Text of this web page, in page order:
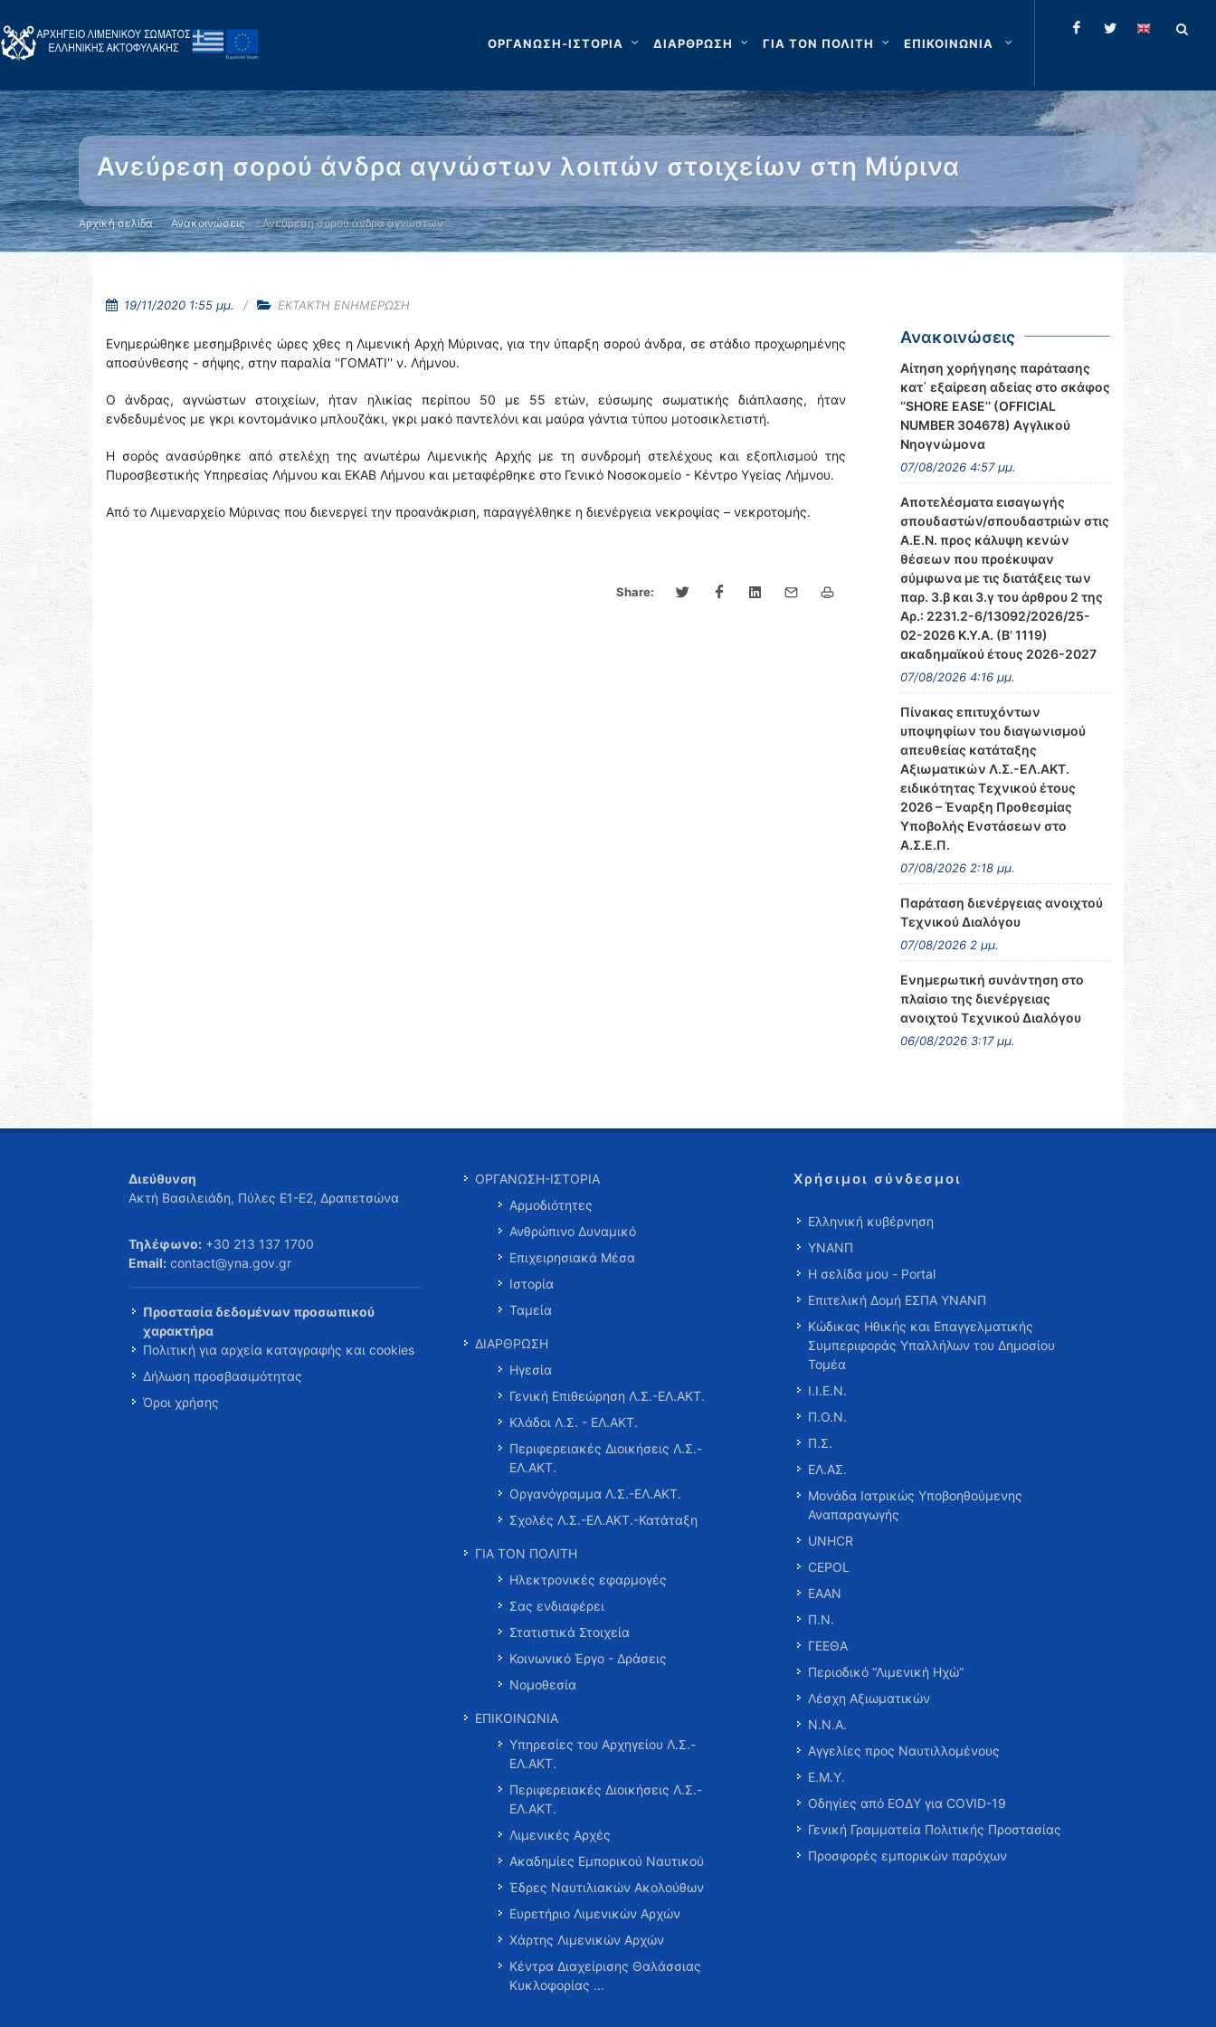
ΟΡΓΑΝΩΣΗ-ΙΣΤΟΡΙΑ ΔΙΑΡΘΡΩΣΗ ΓΙΑ ΤΟΝ ΠΟΛΙΤΗ ΕΠΙΚΟΙΝΩΝΙΑ
Ανεύρεση σορού άνδρα αγνώστων λοιπών στοιχείων στη Μύρινα
Αρχική σελίδα Ανακοινώσεις Ανεύρεση σορού άνδρα αγνώστων …
19/11/2020 1:55 μμ. ΕΚΤΑΚΤΗ ΕΝΗΜΕΡΩΣΗ
Ενημερώθηκε μεσημβρινές ώρες χθες η Λιμενική Αρχή Μύρινας, για την ύπαρξη σορού άνδρα, σε στάδιο προχωρημένης
αποσύνθεσης - σήψης, στην παραλία ''ΓΟΜΑΤΙ'' ν. Λήμνου.
Ο άνδρας, αγνώστων στοιχείων, ήταν ηλικίας περίπου 50 με 55 ετών, εύσωμης σωματικής διάπλασης, ήταν
ενδεδυμένος με γκρι κοντομάνικο μπλουζάκι, γκρι μακό παντελόνι και μαύρα γάντια τύπου μοτοσικλετιστή.
Η σορός ανασύρθηκε από στελέχη της ανωτέρω Λιμενικής Αρχής με τη συνδρομή στελέχους και εξοπλισμού της
Πυροσβεστικής Υπηρεσίας Λήμνου και ΕΚΑΒ Λήμνου και μεταφέρθηκε στο Γενικό Νοσοκομείο - Κέντρο Υγείας Λήμνου.
Από το Λιμεναρχείο Μύρινας που διενεργεί την προανάκριση, παραγγέλθηκε η διενέργεια νεκροψίας – νεκροτομής.
Share:
Ανακοινώσεις
Αίτηση χορήγησης παράτασης
κατ΄ εξαίρεση αδείας στο σκάφος
‘’SHORE EASE’’ (OFFICIAL
NUMBER 304678) Αγγλικού
Νηογνώμονα
07/08/2026 4:57 μμ.
Αποτελέσματα εισαγωγής
σπουδαστών/σπουδαστριών στις
Α.Ε.Ν. προς κάλυψη κενών
θέσεων που προέκυψαν
σύμφωνα με τις διατάξεις των
παρ. 3.β και 3.γ του άρθρου 2 της
Αρ.: 2231.2-6/13092/2026/25-
02-2026 Κ.Υ.Α. (Β’ 1119)
ακαδημαϊκού έτους 2026-2027
07/08/2026 4:16 μμ.
Πίνακας επιτυχόντων
υποψηφίων του διαγωνισμού
απευθείας κατάταξης
Αξιωματικών Λ.Σ.-ΕΛ.ΑΚΤ.
ειδικότητας Τεχνικού έτους
2026 – Έναρξη Προθεσμίας
Υποβολής Ενστάσεων στο
Α.Σ.Ε.Π.
07/08/2026 2:18 μμ.
Παράταση διενέργειας ανοιχτού
Τεχνικού Διαλόγου
07/08/2026 2 μμ.
Ενημερωτική συνάντηση στο
πλαίσιο της διενέργειας
ανοιχτού Τεχνικού Διαλόγου
06/08/2026 3:17 μμ.
Διεύθυνση
Ακτή Βασιλειάδη, Πύλες Ε1-Ε2, Δραπετσώνα
Τηλέφωνο: +30 213 137 1700
Email: contact@yna.gov.gr
Προστασία δεδομένων προσωπικού
χαρακτήρα
Πολιτική για αρχεία καταγραφής και cookies
Δήλωση προσβασιμότητας
Όροι χρήσης
ΟΡΓΑΝΩΣΗ-ΙΣΤΟΡΙΑ
Αρμοδιότητες
Ανθρώπινο Δυναμικό
Επιχειρησιακά Μέσα
Ιστορία
Ταμεία
ΔΙΑΡΘΡΩΣΗ
Ηγεσία
Γενική Επιθεώρηση Λ.Σ.-ΕΛ.ΑΚΤ.
Κλάδοι Λ.Σ. - ΕΛ.ΑΚΤ.
Περιφερειακές Διοικήσεις Λ.Σ.-
ΕΛ.ΑΚΤ.
Οργανόγραμμα Λ.Σ.-ΕΛ.ΑΚΤ.
Σχολές Λ.Σ.-ΕΛ.ΑΚΤ.-Κατάταξη
ΓΙΑ ΤΟΝ ΠΟΛΙΤΗ
Ηλεκτρονικές εφαρμογές
Σας ενδιαφέρει
Στατιστικά Στοιχεία
Κοινωνικό Έργο - Δράσεις
Νομοθεσία
ΕΠΙΚΟΙΝΩΝΙΑ
Υπηρεσίες του Αρχηγείου Λ.Σ.-
ΕΛ.ΑΚΤ.
Περιφερειακές Διοικήσεις Λ.Σ.-
ΕΛ.ΑΚΤ.
Λιμενικές Αρχές
Ακαδημίες Εμπορικού Ναυτικού
Έδρες Ναυτιλιακών Ακολούθων
Ευρετήριο Λιμενικών Αρχών
Χάρτης Λιμενικών Αρχών
Κέντρα Διαχείρισης Θαλάσσιας
Κυκλοφορίας …
Χρήσιμοι σύνδεσμοι
Ελληνική κυβέρνηση
ΥΝΑΝΠ
Η σελίδα μου - Portal
Επιτελική Δομή ΕΣΠΑ ΥΝΑΝΠ
Κώδικας Ηθικής και Επαγγελματικής
Συμπεριφοράς Υπαλλήλων του Δημοσίου
Τομέα
Ι.Ι.Ε.Ν.
Π.Ο.Ν.
Π.Σ.
ΕΛ.ΑΣ.
Μονάδα Ιατρικώς Υποβοηθούμενης
Αναπαραγωγής
UNHCR
CEPOL
ΕΑΑΝ
Π.Ν.
ΓΕΕΘΑ
Περιοδικό “Λιμενική Ηχώ”
Λέσχη Αξιωματικών
Ν.Ν.Α.
Αγγελίες προς Ναυτιλλομένους
Ε.Μ.Υ.
Οδηγίες από ΕΟΔΥ για COVID-19
Γενική Γραμματεία Πολιτικής Προστασίας
Προσφορές εμπορικών παρόχων